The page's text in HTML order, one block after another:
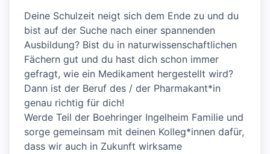
Deine Schulzeit neigt sich dem Ende zu und du
bist auf der Suche nach einer spannenden
Ausbildung? Bist du in naturwissenschaftlichen
Fächern gut und du hast dich schon immer
gefragt, wie ein Medikament hergestellt wird?
Dann ist der Beruf des / der Pharmakant*in
genau richtig für dich!
Werde Teil der Boehringer Ingelheim Familie und
sorge gemeinsam mit deinen Kolleg*innen dafür,
dass wir auch in Zukunft wirksame